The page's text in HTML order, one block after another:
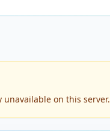
on this server.